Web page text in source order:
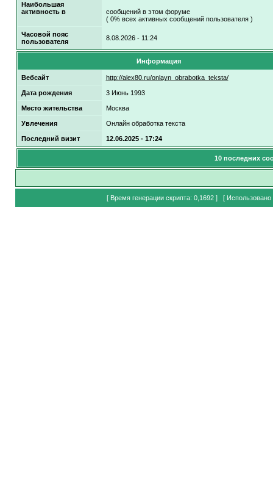
Наибольшая
активность в
сообщений в этом форуме
( 0% всех активных сообщений пользователя )
Часовой пояс
пользователя
8.08.2026 - 11:24
Информация
Вебсайт http://alex80.ru/onlayn_obrabotka_teksta/
Дата рождения 3 Июнь 1993
Место жительства Москва
Увлечения Онлайн обработка текста
Последний визит 12.06.2025 - 17:24
10 последних
[ Время генерации скрипта: 0,1692 ] [